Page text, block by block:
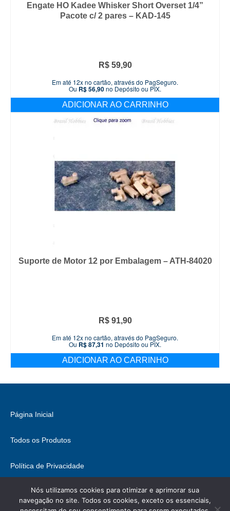
Engate HO Kadee Whisker Short Overset 1/4”
Pacote c/ 2 pares – KAD-145
R$59,90
Em até 12x no cartão, através do PagSeguro.
Ou R$56,90no Depósito ou PIX.
ADICIONAR AO CARRINHO
Suporte de Motor 12 por Embalagem – ATH-84020
R$91,90
Em até 12x no cartão, através do PagSeguro.
Ou R$87,31 no Depósito ou PIX.
ADICIONAR AO CARRINHO
Página Inicial
Todos os Produtos
Política de Privacidade
Fale Conosco
Nós utilizamos cookies para otimizar e aprimorar sua
navegação no site. Todos os cookies, exceto os essenciais,